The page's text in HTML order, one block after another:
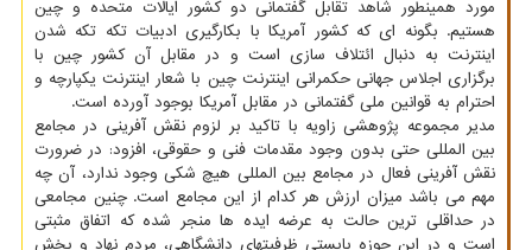
مورد همینطور شاهد تقابل گفتمانی دو کشور ایالات متحده و چین
هستیم. بگونه ای که کشور آمریکا با بکارگیری ادبیات تکه تکه شدن
اینترنت به دنبال ائتلاف سازی است و در مقابل آن کشور چین با
برگزاری اجلاس جهانی حکمرانی اینترنت چین با شعار اینترنت یکپارچه و
احترام به قوانین ملی گفتمانی در مقابل آمریکا بوجود آورده است.
مدیر مجموعه پژوهشی زاویه با تاکید بر لزوم نقش آفرینی در مجامع
بین المللی حتی بدون وجود مقدمات فنی و حقوقی، افزود: در ضرورت
نقش آفرینی فعال در مجامع بین المللی هیچ شکی وجود ندارد، آن چه
مهم می باشد میزان ارزش هر کدام از این مجامع است. چنین مجامعی
در حداقلی ترین حالت به عرضه ایده ها منجر شده که اتفاق مثبتی
است و در این حوزه بایستی ظرفیتهای دانشگاهی، مردم نهاد و بخش